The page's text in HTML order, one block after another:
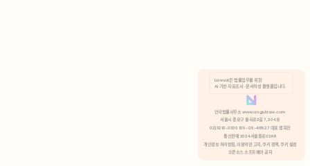
분석 쿠키 허용
Lawvot은 법률업무를 위한
AI 기반 자료조사 · 문서작성 플랫폼입니다.
안국법률사무소 www.anguklaw.com
서울시 종로구 율곡로2길 7, 304호
02)3210-3330 105-05-48527 대표 정희찬
통신판매 2024서울종로0248
개인정보 처리방침, 이용약관 고지, 쿠키 정책, 쿠키 설정
오픈소스 소프트웨어 공지